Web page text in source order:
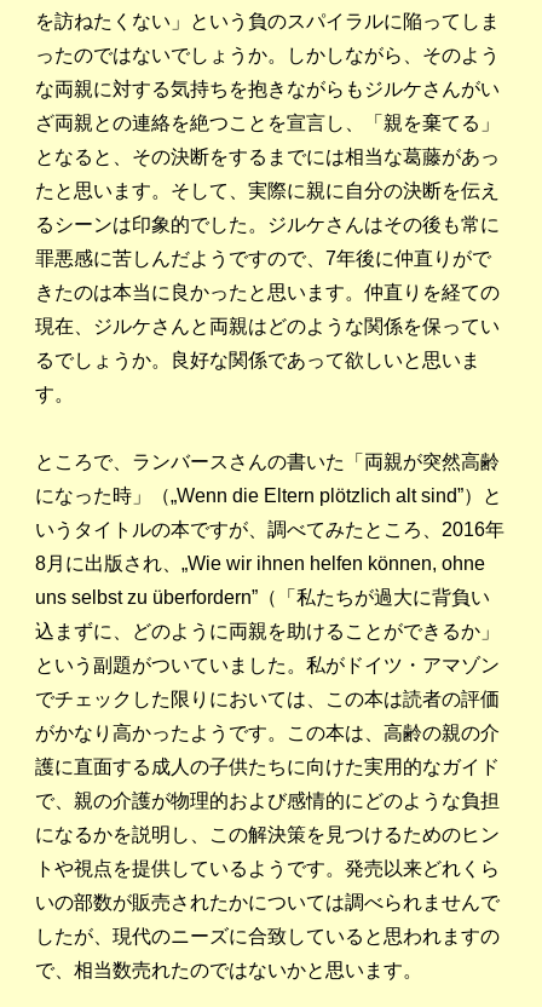
を訪ねたくない」という負のスパイラルに陥ってしま
ったのではないでしょうか。しかしながら、そのよう
な両親に対する気持ちを抱きながらもジルケさんがい
ざ両親との連絡を絶つことを宣言し、「親を棄てる」
となると、その決断をするまでには相当な葛藤があっ
たと思います。そして、実際に親に自分の決断を伝え
るシーンは印象的でした。ジルケさんはその後も常に
罪悪感に苦しんだようですので、7年後に仲直りがで
きたのは本当に良かったと思います。仲直りを経ての
現在、ジルケさんと両親はどのような関係を保ってい
るでしょうか。良好な関係であって欲しいと思いま
す。
ところで、ランバースさんの書いた「両親が突然高齢
になった時」（„Wenn die Eltern plötzlich alt sind”）と
いうタイトルの本ですが、調べてみたところ、2016年
8月に出版され、„Wie wir ihnen helfen können, ohne
uns selbst zu überfordern”（「私たちが過大に背負い
込まずに、どのように両親を助けることができるか」
という副題がついていました。私がドイツ・アマゾン
でチェックした限りにおいては、この本は読者の評価
がかなり高かったようです。この本は、高齢の親の介
護に直面する成人の子供たちに向けた実用的なガイド
で、親の介護が物理的および感情的にどのような負担
になるかを説明し、この解決策を見つけるためのヒン
トや視点を提供しているようです。発売以来どれくら
いの部数が販売されたかについては調べられませんで
したが、現代のニーズに合致していると思われますの
で、相当数売れたのではないかと思います。